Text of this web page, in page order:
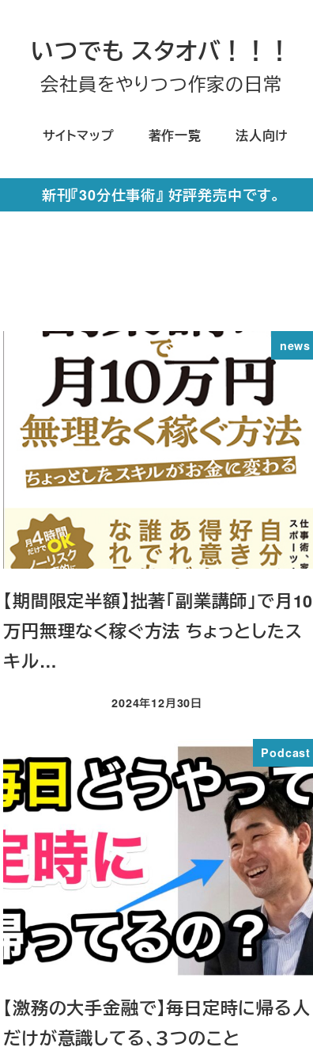
いつでも スタオバ！！！
会社員をやりつつ作家の日常
サイトマップ 著作一覧 法人向け
新刊『30分仕事術』 好評発売中です。
news
【期間限定半額】拙著「副業講師」で月10
万円無理なく稼ぐ方法 ちょっとしたス
キル…
投稿日
2024年12月30日
Podcast
【激務の大手金融で】毎日定時に帰る人
だけが意識してる、３つのこと